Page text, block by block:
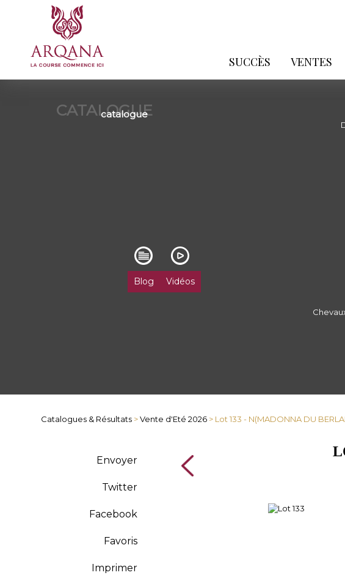
SUCCÈS VENTES
CATALOGUE
catalogue
Blog Vidéos
Catalogues & Résultats >Vente d'Eté 2026 > Lot 133 - N(MADONNA DU
Envoyer
Twitter
Facebook
Favoris
Imprimer